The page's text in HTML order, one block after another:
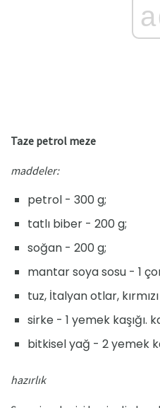
Taze petrol meze
maddeler:
petrol - 300 g;
tatlı biber - 200 g;
soğan - 200 g;
mantar soya sosu - 1
tuz, İtalyan otlar,
sirke - 1 yemek kaşığı.
bitkisel yağ - 2 yemek
hazırlık